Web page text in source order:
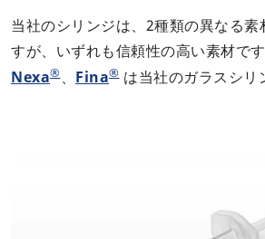
当社のシリンジは、2種類の異なる素
すが、いずれも信頼性の高い素材です
Nexa®、 Fina®は当社のガラスシリ